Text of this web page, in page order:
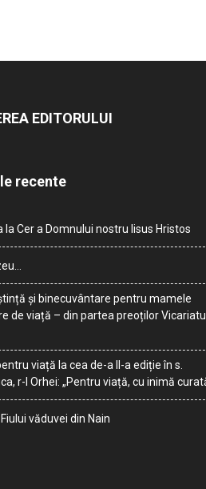
EDITORULUI
recente
la Cer a Domnului nostru Iisus Hristos
și binecuvântare pentru mamele
de viață – din partea preoților
viață la cea de-a II-a ediție în s.
r-l Orhei: „Pentru viață, cu inimă
văduvei din Nain